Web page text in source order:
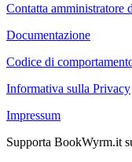
Contatta amministratore
Documentazione
Codice di
Informativa sulla Privacy
Impressum
Supporta BookWyrm.it